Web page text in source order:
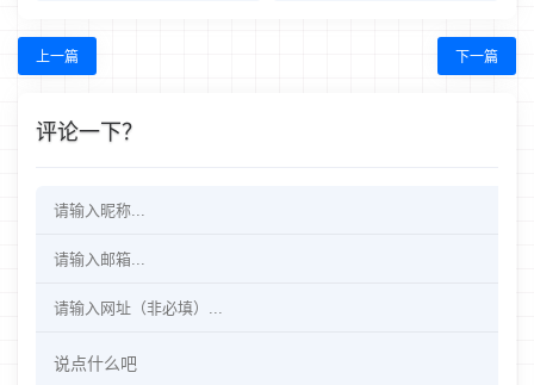
上一篇 下一篇
评论一下？